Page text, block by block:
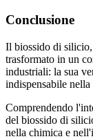
Conclusione
Il biossido di
trasformato in un
industriali: la sua
indispensabile
Comprendendo
del biossido di
nella chimica e